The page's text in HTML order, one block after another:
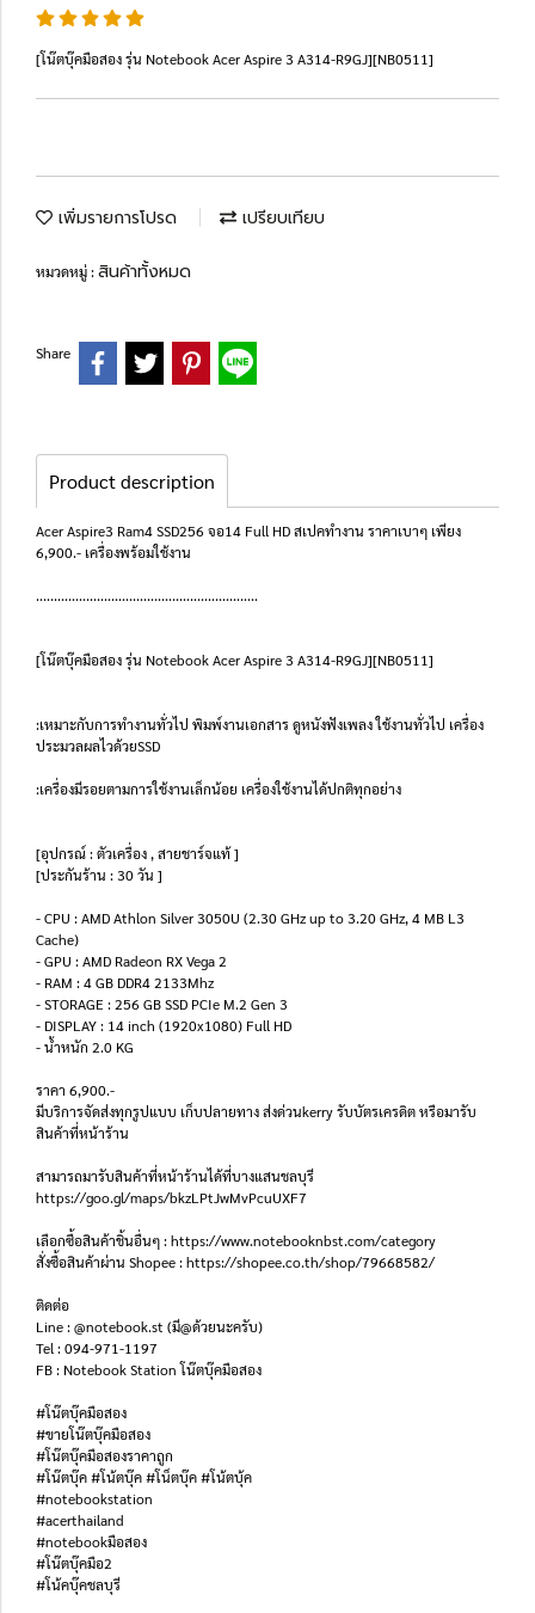
[โน๊ตบุ๊คมือสอง รุ่น Notebook Acer Aspire 3 A314-R9GJ][NB0511]
เพิ่มรายการโปรด เปรียบเทียบ
หมวดหมู่ :สินค้าทั้งหมด
Share
Product description
Acer Aspire3 Ram4 SSD256 จอ14 Full HD สเปคทำงาน ราคาเบาๆ เพียง
6,900.- เครื่องพร้อมใช้งาน
..............................................................
[โน๊ตบุ๊คมือสอง รุ่น Notebook Acer Aspire 3 A314-R9GJ][NB0511]
:เหมาะกับการทำงานทั่วไป พิมพ์งานเอกสาร ดูหนังฟังเพลง ใช้งานทั่วไป เครื่อง
ประมวลผลไวด้วยSSD
:เครื่องมีรอยตามการใช้งานเล็กน้อย เครื่องใช้งานได้ปกติทุกอย่าง
[อุปกรณ์ : ตัวเครื่อง , สายชาร์จแท้ ]
[ประกันร้าน : 30 วัน ]
- CPU : AMD Athlon Silver 3050U (2.30 GHz up to 3.20 GHz, 4 MB L3
Cache)
- GPU : AMD Radeon RX Vega 2
- RAM : 4 GB DDR4 2133Mhz
- STORAGE : 256 GB SSD PCIe M.2 Gen 3
- DISPLAY : 14 inch (1920x1080) Full HD
- น้ำหนัก 2.0 KG
ราคา 6,900.-
มีบริการจัดส่งทุกรูปแบบ เก็บปลายทาง ส่งด่วนkerry รับบัตรเครดิต หรือมารับ
สินค้าที่หน้าร้าน
สามารถมารับสินค้าที่หน้าร้านได้ที่บางแสนชลบุรี
https://goo.gl/maps/bkzLPtJwMvPcuUXF7
เลือกซื้อสินค้าชิ้นอื่นๆ : https://www.notebooknbst.com/category
สั่งซื้อสินค้าผ่าน Shopee : https://shopee.co.th/shop/79668582/
ติดต่อ
Line : @notebook.st (มี@ด้วยนะครับ)
Tel : 094-971-1197
FB : Notebook Station โน๊ตบุ๊คมือสอง
#โน๊ตบุ๊คมือสอง
#ขายโน๊ตบุ๊คมือสอง
#โน๊ตบุ๊คมือสองราคาถูก
#โน๊ตบุ๊ค #โน้ตบุ๊ค #โน็ตบุ๊ค #โน้ตบุ้ค
#notebookstation
#acerthailand
#notebookมือสอง
#โน๊ตบุ๊คมือ2
#โน้คบุ๊คชลบุรี